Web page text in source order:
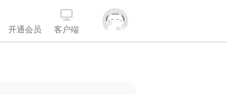
开通会员 客户端